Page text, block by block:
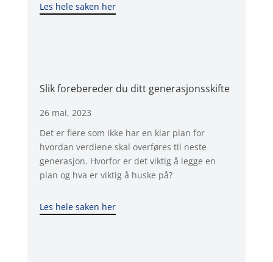
Les hele saken her
Slik forebereder du ditt generasjonsskifte
26 mai, 2023
Det er flere som ikke har en klar plan for
hvordan verdiene skal overføres til neste
generasjon. Hvorfor er det viktig å legge en
plan og hva er viktig å huske på?
Les hele saken her